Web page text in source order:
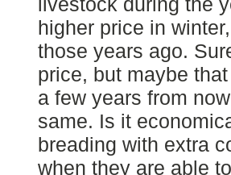
higher price in
those years ago.
price, but maybe
a few years from
same. Is it
breading with extra
when they are able